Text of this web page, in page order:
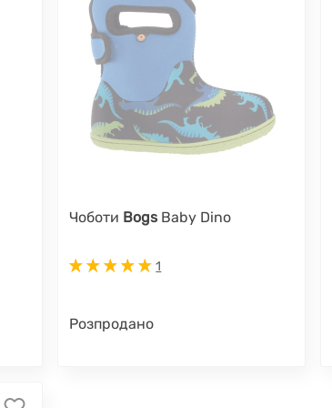
Чоботи Bogs Baby Dino
1
Розпродано